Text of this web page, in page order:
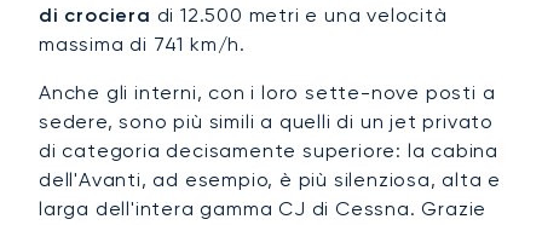
di crociera di 12.500 metri e una velocità
massima di 741 km/h.
Anche gli interni, con i loro sette-nove posti a
sedere, sono più simili a quelli di un jet privato
di categoria decisamente superiore: la cabina
dell'Avanti, ad esempio, è più silenziosa, alta e
larga dell'intera gamma CJ di Cessna. Grazie